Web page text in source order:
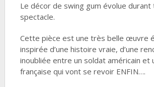
Le décor de swing gum évolue durant
spectacle.
Cette pièce est une très belle œuvre
inspirée d’une histoire vraie, d’une
inoubliée entre un soldat américain et
française qui vont se revoir ENFIN….